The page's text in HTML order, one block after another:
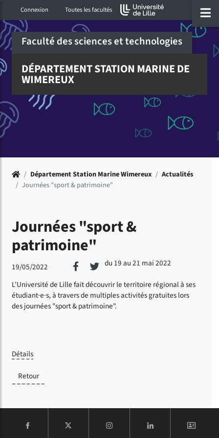
Accéder au menu principal
Accéder à la recherche
Accéder au pied de page
Connexion Toutes les facultés
menu
Faculté des sciences et technologies
DÉPARTEMENT STATION MARINE DE
WIMEREUX
Accueil
/ Département Station Marine Wimereux / Actualités
/ Journées "sport & patrimoine"
Journées "sport &
patrimoine"
19/05/2022 Partager sur Facebook
Partager sur Twitter
du 19 au 21 mai 2022
L’Université de Lille fait découvrir le territoire régional à ses
étudiant·e·s, à travers de multiples activités gratuites lors
des journées "sport & patrimoine".
Détails
Retour
COMPTE